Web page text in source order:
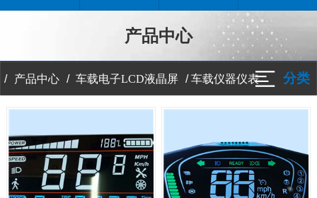
产品中心
/ 产品中心 / 车载电子LCD液晶屏 /车载仪器仪表 分类